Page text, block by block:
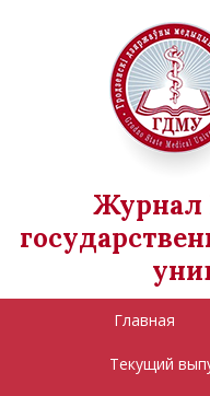
Журнал
Главная
Текущий